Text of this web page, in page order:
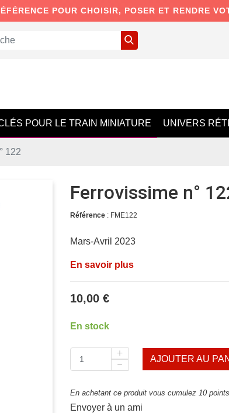
POUR CHOISIR, POSER ET RENDRE
POUR LE TRAIN MINIATURE UNIVERS
122
Ferrovissime n°
Référence : FME122
Mars-Avril 2023
En savoir plus
10,00 €
En stock
AJOUTER AU
En achetant ce produit vous cumulez 10
Envoyer à un ami